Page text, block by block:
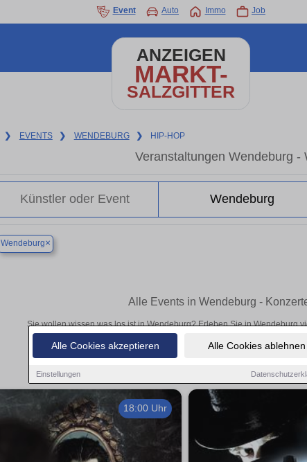
Alle Cookies akzeptieren Alle Cookies ablehnen
Einstellungen
Event Auto Immo Job
ANZEIGEN
MARKT-
SALZGITTER
❯ EVENTS ❯ WENDEBURG ❯ HIP-HOP
Veranstaltungen Wendeburg -
Wendeburg×
Alle Events in Wendeburg -
Sie wollen wissen was los ist in Wendeburg? Erleben Sie in Wendeburg
Theateraufführungen oder aufregende Veranstaltungen in
18:00 Uhr